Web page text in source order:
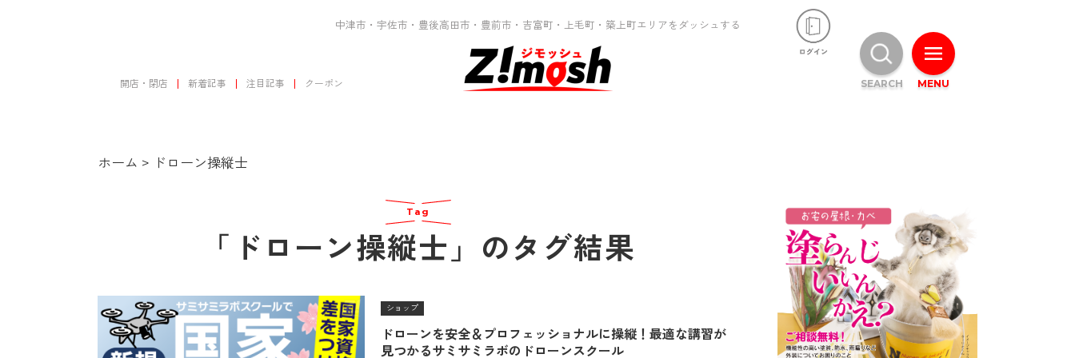
中津市・宇佐市・豊後高田市・豊前市・吉富町・上毛町・築上町エリアをダッシュする
開店・閉店 新着記事 注目記事 クーポン
ホーム > ドローン操縦士
Tag
「ドローン操縦士」のタグ結果
ショップ
ドローンを安全＆プロフェッショナルに操縦！最適な講習が
見つかるサミサミラボのドローンスクール
MENU
SEARCH